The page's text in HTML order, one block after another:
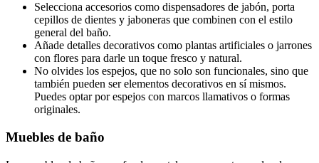
Selecciona accesorios como dispensadores de jabón, porta
cepillos de dientes y jaboneras que combinen con el estilo
general del baño.
Añade detalles decorativos como plantas artificiales o jarrones
con flores para darle un toque fresco y natural.
No olvides los espejos, que no solo son funcionales, sino que
también pueden ser elementos decorativos en sí mismos.
Puedes optar por espejos con marcos llamativos o formas
originales.
Muebles de baño